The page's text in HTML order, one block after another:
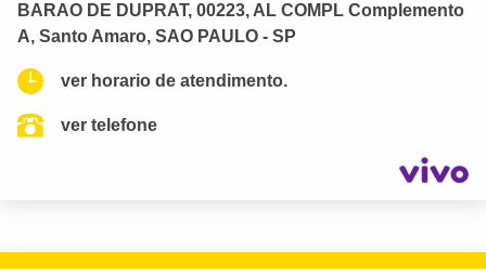
BARAO DE DUPRAT, 00223, AL COMPL Complemento
A, Santo Amaro, SAO PAULO - SP
ver horario de atendimento.
ver telefone